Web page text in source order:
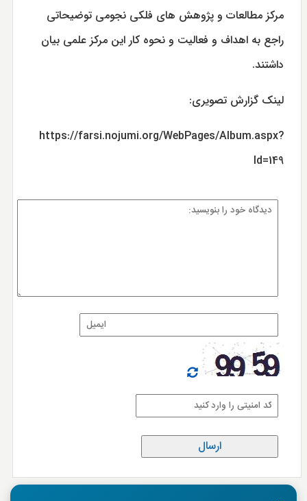
مرکز مطالعات و پژوهش های فلکی نجومی توضیحاتی
راجع به اهداف و فعالیت و نحوه کار این مرکز علمی بیان
داشتند.
لینک گزارش تصویری:
https://farsi.nojumi.org/WebPages/Album.aspx?
Id=149